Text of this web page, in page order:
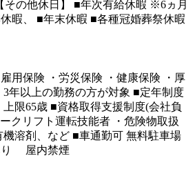
その他休日】 ■年次有給休暇 ※6ヵ月
暇、 ■年末休暇 ■各種冠婚葬祭休暇
用保険 ・労災保険 ・健康保険 ・厚
以上の勤務の方が対象 ■定年制度
65歳 ■資格取得支援制度(会社負
クリフト運転技能者 ・危険物取扱
溶剤、など ■車通勤可 無料駐車場
り 屋内禁煙